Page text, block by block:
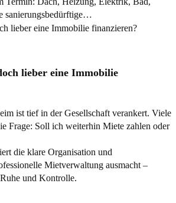
sanierungsbedürftige…
lieber eine Immobilie
ist tief in der Gesellschaft verankert. Viele
Frage: Soll ich weiterhin Miete zahlen oder